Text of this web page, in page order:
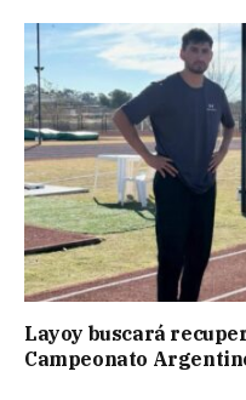
Layoy buscará
Campeonato